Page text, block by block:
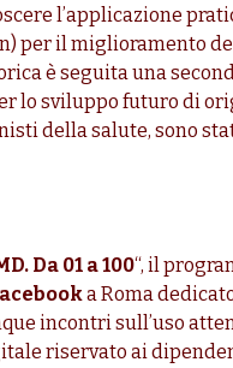
l’applicazione
per il miglioramento
è seguita una
lo sviluppo futuro di
della salute, sono
Da 01 a 100“, il
a Roma
incontri sull’uso
riservato ai